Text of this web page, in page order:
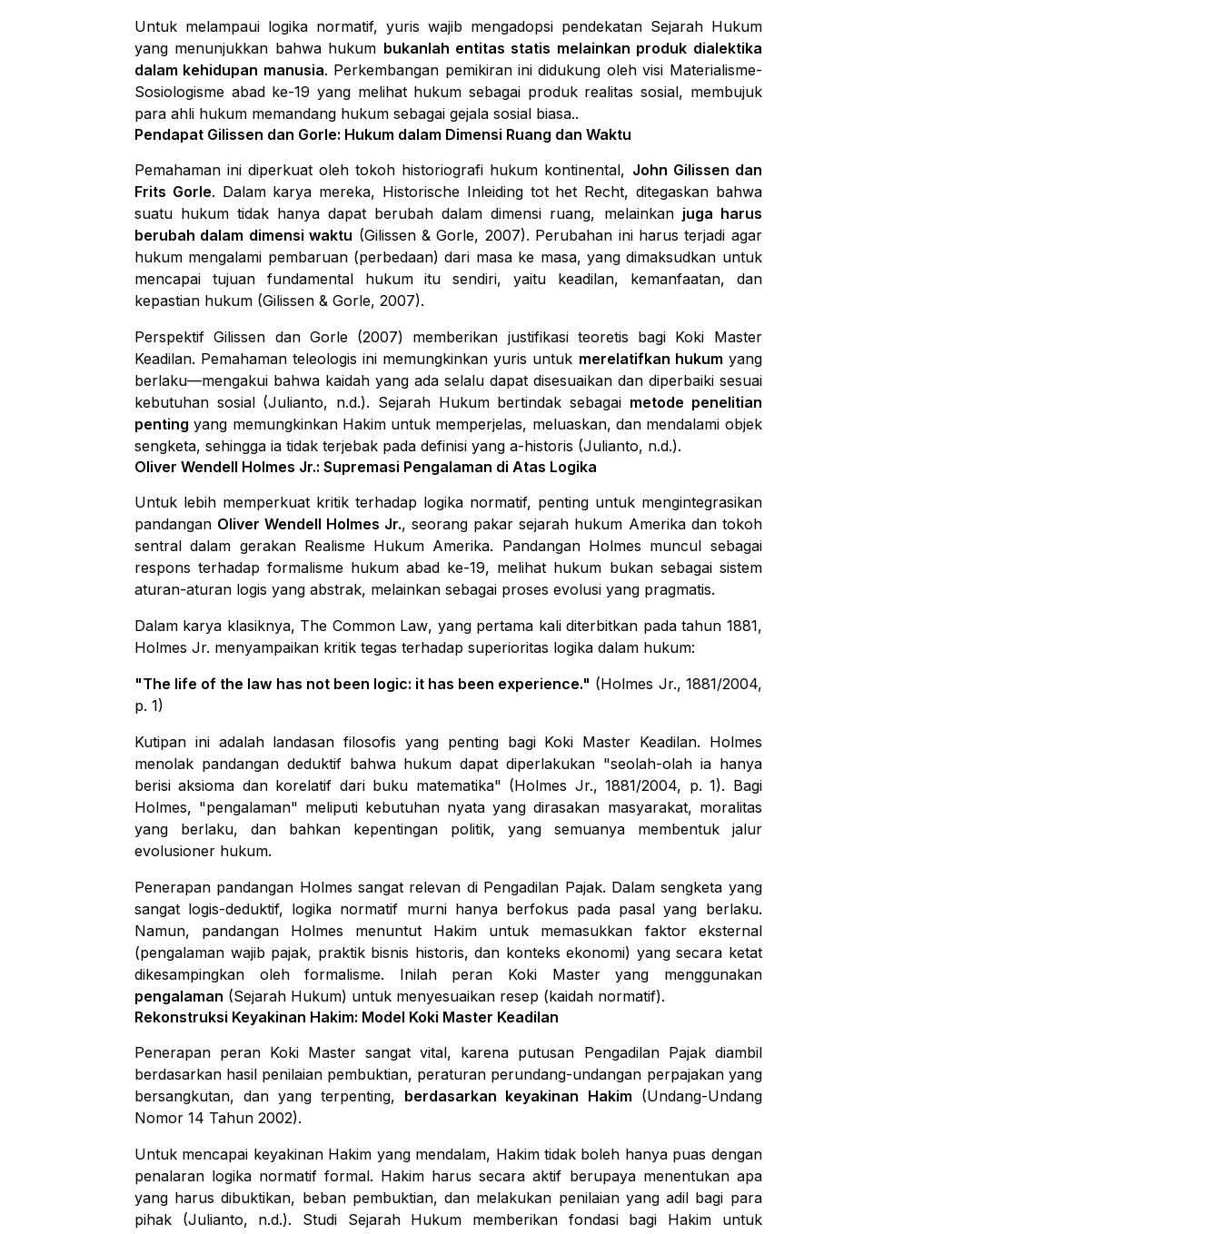
Untuk melampaui logika normatif, yuris wajib mengadopsi pendekatan Sejarah Hukum
yang menunjukkan bahwa hukum bukanlah entitas statis melainkan produk dialektika
dalam kehidupan manusia. Perkembangan pemikiran ini didukung oleh visi Materialisme-
Sosiologisme abad ke-19 yang melihat hukum sebagai produk realitas sosial, membujuk
para ahli hukum memandang hukum sebagai gejala sosial biasa..
Pendapat Gilissen dan Gorle: Hukum dalam Dimensi Ruang dan Waktu
Pemahaman ini diperkuat oleh tokoh historiografi hukum kontinental, John Gilissen dan
Frits Gorle. Dalam karya mereka, Historische Inleiding tot het Recht, ditegaskan bahwa
suatu hukum tidak hanya dapat berubah dalam dimensi ruang, melainkan juga harus
berubah dalam dimensi waktu (Gilissen & Gorle, 2007). Perubahan ini harus terjadi agar
hukum mengalami pembaruan (perbedaan) dari masa ke masa, yang dimaksudkan untuk
mencapai tujuan fundamental hukum itu sendiri, yaitu keadilan, kemanfaatan, dan
kepastian hukum (Gilissen & Gorle, 2007).
Perspektif Gilissen dan Gorle (2007) memberikan justifikasi teoretis bagi Koki Master
Keadilan. Pemahaman teleologis ini memungkinkan yuris untuk merelatifkan hukum yang
berlaku—mengakui bahwa kaidah yang ada selalu dapat disesuaikan dan diperbaiki sesuai
kebutuhan sosial (Julianto, n.d.). Sejarah Hukum bertindak sebagai metode penelitian
penting yang memungkinkan Hakim untuk memperjelas, meluaskan, dan mendalami objek
sengketa, sehingga ia tidak terjebak pada definisi yang a-historis (Julianto, n.d.).
Oliver Wendell Holmes Jr.: Supremasi Pengalaman di Atas Logika
Untuk lebih memperkuat kritik terhadap logika normatif, penting untuk mengintegrasikan
pandangan Oliver Wendell Holmes Jr., seorang pakar sejarah hukum Amerika dan tokoh
sentral dalam gerakan Realisme Hukum Amerika. Pandangan Holmes muncul sebagai
respons terhadap formalisme hukum abad ke-19, melihat hukum bukan sebagai sistem
aturan-aturan logis yang abstrak, melainkan sebagai proses evolusi yang pragmatis.
Dalam karya klasiknya, The Common Law, yang pertama kali diterbitkan pada tahun 1881,
Holmes Jr. menyampaikan kritik tegas terhadap superioritas logika dalam hukum:
"The life of the law has not been logic: it has been experience." (Holmes Jr., 1881/2004,
p. 1)
Kutipan ini adalah landasan filosofis yang penting bagi Koki Master Keadilan. Holmes
menolak pandangan deduktif bahwa hukum dapat diperlakukan "seolah-olah ia hanya
berisi aksioma dan korelatif dari buku matematika" (Holmes Jr., 1881/2004, p. 1). Bagi
Holmes, "pengalaman" meliputi kebutuhan nyata yang dirasakan masyarakat, moralitas
yang berlaku, dan bahkan kepentingan politik, yang semuanya membentuk jalur
evolusioner hukum.
Penerapan pandangan Holmes sangat relevan di Pengadilan Pajak. Dalam sengketa yang
sangat logis-deduktif, logika normatif murni hanya berfokus pada pasal yang berlaku.
Namun, pandangan Holmes menuntut Hakim untuk memasukkan faktor eksternal
(pengalaman wajib pajak, praktik bisnis historis, dan konteks ekonomi) yang secara ketat
dikesampingkan oleh formalisme. Inilah peran Koki Masteryang menggunakan
pengalaman (Sejarah Hukum) untuk menyesuaikan resep (kaidah normatif).
Rekonstruksi Keyakinan Hakim: Model Koki Master Keadilan
Penerapan peran Koki Master sangat vital, karena putusan Pengadilan Pajak diambil
berdasarkan hasil penilaian pembuktian, peraturan perundang-undangan perpajakan yang
bersangkutan, dan yang terpenting, berdasarkan keyakinan Hakim (Undang-Undang
Nomor 14 Tahun 2002).
Untuk mencapai keyakinan Hakim yang mendalam, Hakim tidak boleh hanya puas dengan
penalaran logika normatif formal. Hakim harus secara aktif berupaya menentukan apa
yang harus dibuktikan, beban pembuktian, dan melakukan penilaian yang adil bagi para
pihak (Julianto, n.d.). Studi Sejarah Hukum memberikan fondasi bagi Hakim untuk